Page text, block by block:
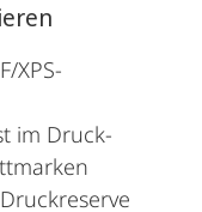
XPS-
im Druck-